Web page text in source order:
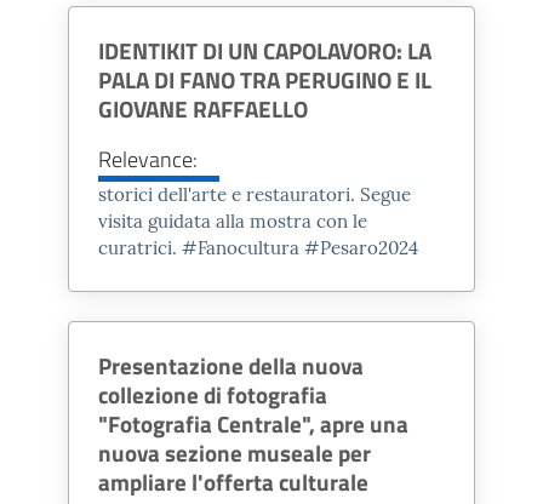
Fano è l’unica città dove l’architetto
Vitruvio, illustre autore del De
Architectura, dice di aver costruito
un edificio, la celebre Basilica citata
nel libro V della sua opera. I resti
del monumento sonoriemersi nel
gennaio 2026 in Piazza Andrea
Costa: il ritrovamento della Basilica
trasforma quella che per secoli è
stata considerata solo un’ipotesi
letteraria in unastraordinaria
realtà archeologica, restituendo al
mondo le tracce di colui che ha
gettato le basi dell’architettura
IDENTIKIT DI UN CAPOLAVORO: LA
PALA DI FANO TRA PERUGINO E IL
GIOVANE RAFFAELLO
Relevance:
storici dell'arte e restauratori. Segue
visita guidata alla mostra con le
curatrici. #Fanocultura #Pesaro2024
Presentazione della nuova
collezione di fotografia
"Fotografia Centrale", apre una
nuova sezione museale per
ampliare l'offerta culturale